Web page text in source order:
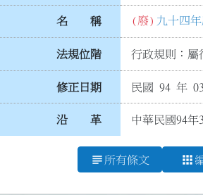
名 稱 (廢) 九十四
法規位階 行政規則：屬
修正日期 民國 94 年
沿 革 中華民國94年
subject 所有條文 apps